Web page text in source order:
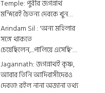
Temple: পুরীর জগন্নাথ
মন্দিরেই চৈতন্য দেবকে খুন
করা হয়েছিল? জেনে নিন
রোমহর্ষক কাহিনী
Arindam Sil : 'অন্য মহিলার
সঙ্গে থাকতে
চেয়েছিলেন,...পালিয়ে এসেছি',
বিস্ফোরক অরিন্দমের স্ত্রী
Jagannath: জগন্নাথই কৃষ্ণ,
আবার তিনি আদিবাসীদেরও
দেবতা! রইল নানা অজানা তথ্য